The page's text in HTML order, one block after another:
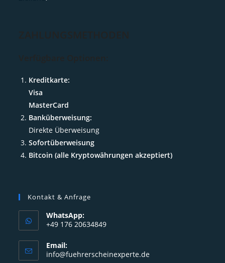
Kreditkarte:
Visa
MasterCard
Banküberweisung:
Direkte Überweisung
Sofortüberweisung
Bitcoin (alle Kryptowährungen akzeptiert)
Kontakt & Anfrage
WhatsApp:
+49 176 20634849
in
your
Email:
info@fuehrerscheinexperte.deOpens